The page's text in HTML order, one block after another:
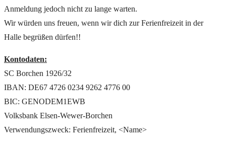
Anmeldung jedoch nicht zu lange warten.
Wir würden uns freuen, wenn wir dich zur Ferienfreizeit in der
Halle begrüßen dürfen!!
Kontodaten:
SC Borchen 1926/32
IBAN: DE67 4726 0234 9262 4776 00
BIC: GENODEM1EWB
Volksbank Elsen-Wewer-Borchen
Verwendungszweck: Ferienfreizeit, <Name>